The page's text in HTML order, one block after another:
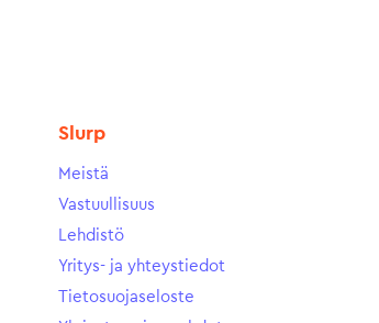
Slurp
Meistä
Vastuullisuus
Lehdistö
Yritys- ja yhteystiedot
Tietosuojaseloste